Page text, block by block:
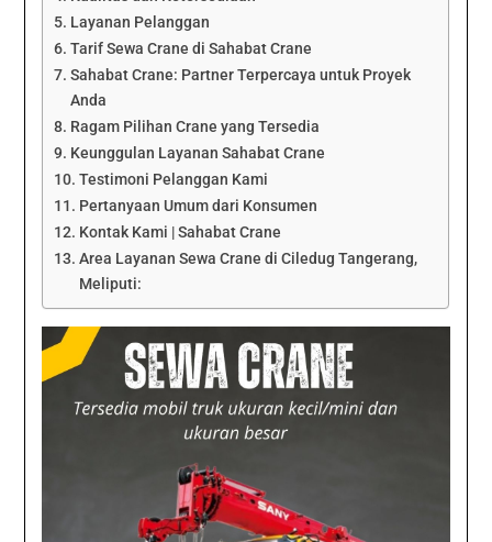
Layanan Pelanggan
Tarif Sewa Crane di Sahabat Crane
Sahabat Crane: Partner Terpercaya untuk Proyek
Anda
Ragam Pilihan Crane yang Tersedia
Keunggulan Layanan Sahabat Crane
Testimoni Pelanggan Kami
Pertanyaan Umum dari Konsumen
Kontak Kami | Sahabat Crane
Area Layanan Sewa Crane di Ciledug Tangerang,
Meliputi: